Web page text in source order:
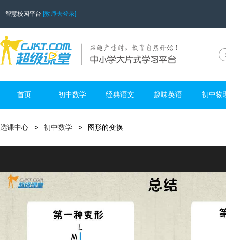
智慧校园平台 [教师去登录]
首页 初中数学 经典语文 趣味英语 初中物
选课中心 初中数学 图形的变换